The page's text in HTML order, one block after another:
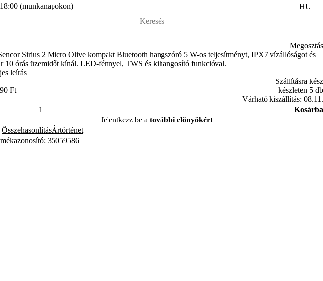
(munkanapokon)
HU
Megosztás
Sirius 2 Micro Olive kompakt Bluetooth hangszóró 5 W-os teljesítményt, IPX7 vízállóságot és
10 órás üzemidőt kínál. LED-fénnyel, TWS és kihangosító funkcióval.
leírás
Ft
Szállításra kész
készleten 5 db
Várható kiszállítás: 08.11.
Kosárba
Jelentkezz be a további előnyökért
ÖsszehasonlításÁrtörténet
35059586